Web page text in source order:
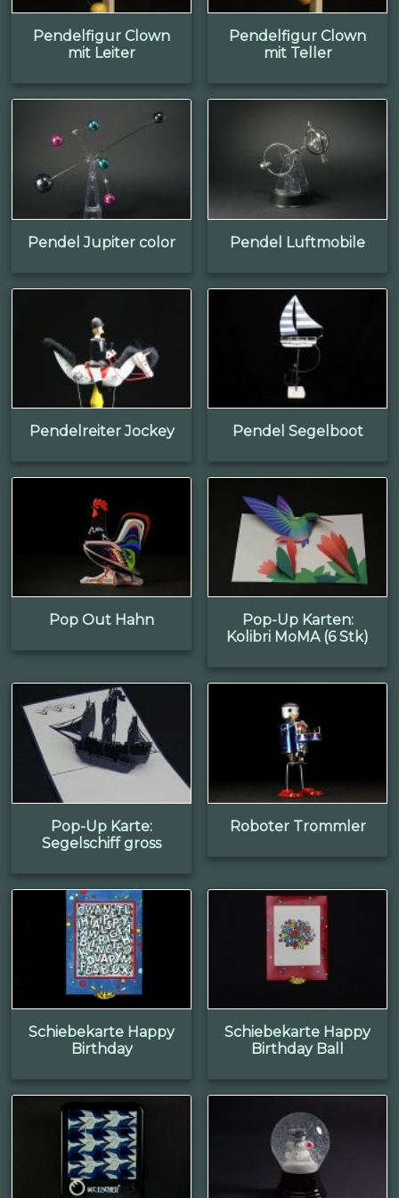
Pendelfigur Clown
mit Leiter
Pendelfigur Clown
mit Teller
Pendel Jupiter color Pendel Luftmobile
Pendelreiter Jockey Pendel Segelboot
Pop Out Hahn
Pop-Up Karten:
Kolibri MoMA (6 Stk)
Pop-Up Karte:
Segelschiff gross
Roboter Trommler
Schiebekarte Happy
Birthday
Schiebekarte Happy
Birthday Ball